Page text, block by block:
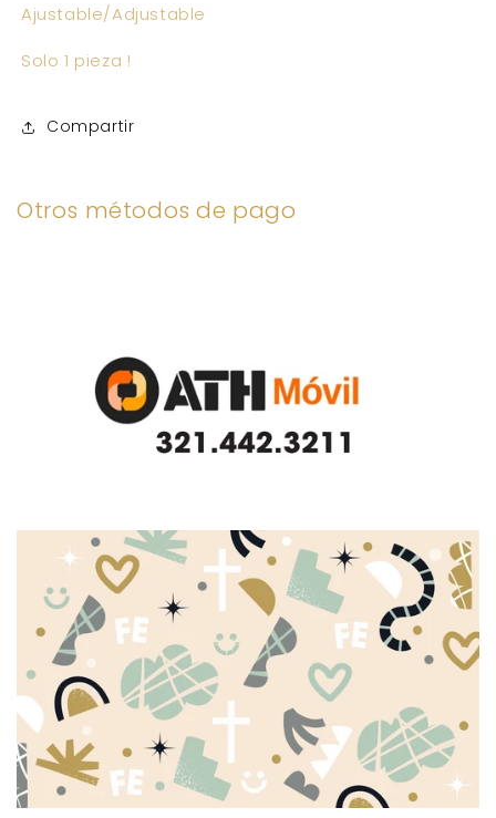
Ajustable/Adjustable
Solo 1 pieza !
Compartir
Otros métodos de pago